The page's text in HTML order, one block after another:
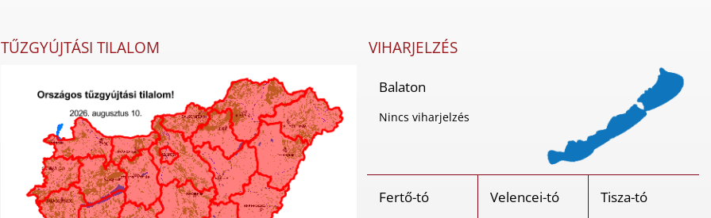
TŰZGYÚJTÁSI TILALOM VIHARJELZÉS
Balaton
Nincs viharjelzés
Fertő-tó Velencei-tó Tisza-tó